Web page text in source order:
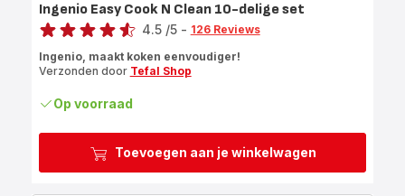
Toevoegen aan je winkelwagen
Ingenio Easy Cook N Clean 10-delige set
Score
4.5 /5 - 126 Reviews
Ingenio, maakt koken eenvoudiger!
Verzonden door Tefal Shop
Op voorraad